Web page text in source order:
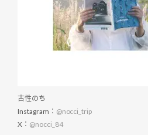
古性のち
Instagram： @nocci_trip
X： @nocci_84